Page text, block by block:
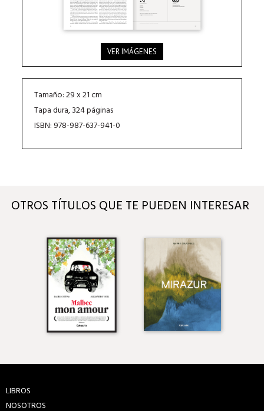
VER IMÁGENES
Tamaño: 29 x 21 cm
Tapa dura, 324 páginas
ISBN: 978-987-637-941-0
OTROS TÍTULOS QUE TE PUEDEN INTERESAR
LIBROS
NOSOTROS